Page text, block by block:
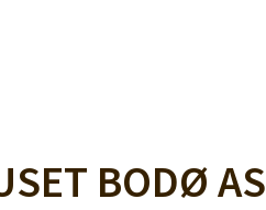
BODØ AS